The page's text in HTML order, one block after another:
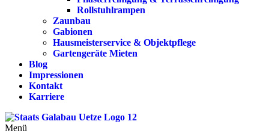
Rollstuhlrampen
Zaunbau
Gabionen
Hausmeisterservice & Objektpflege
Gartengeräte Mieten
Blog
Impressionen
Kontakt
Karriere
Menü